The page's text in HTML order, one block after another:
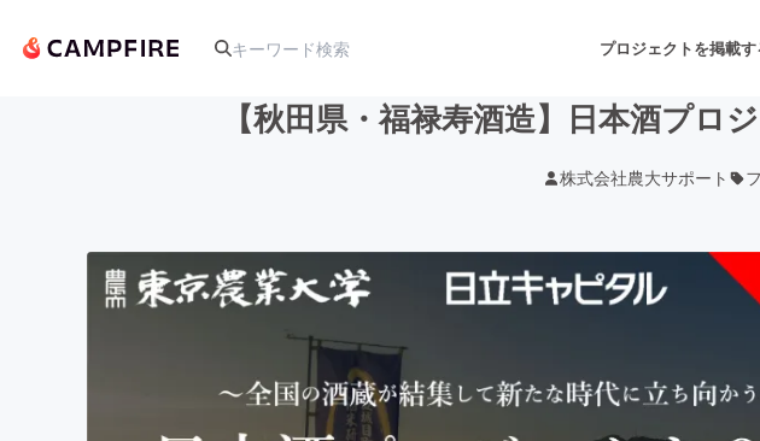
プロジェクトを掲載
アート・写真 音楽
テクノロジー・ガジェット
映像・映画
【秋田県・福禄寿酒造】日本酒プロ
株式会社農大サポート